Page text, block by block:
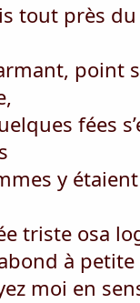
tout près
point
fées
y
triste osa
à petite
moi en